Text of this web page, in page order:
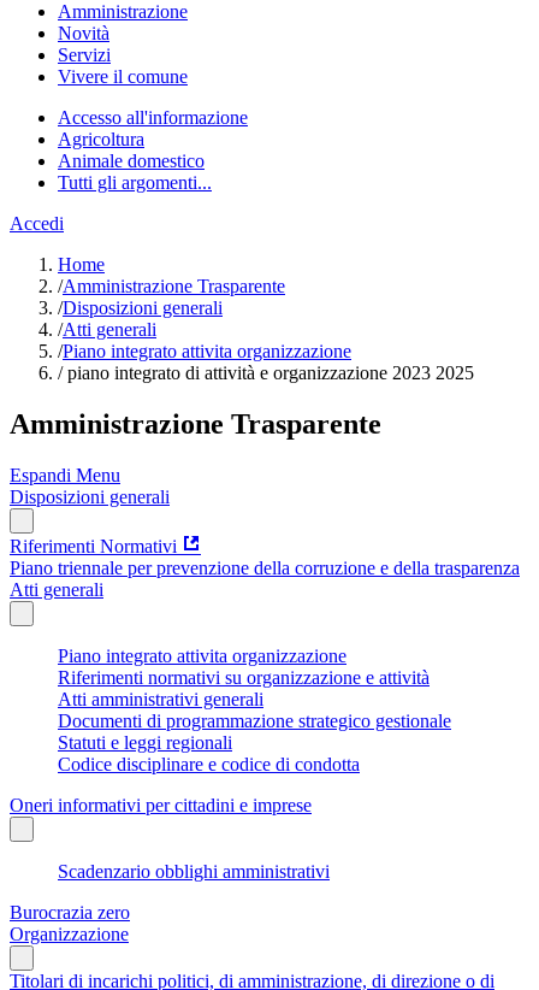
Amministrazione
Novità
Servizi
Vivere il comune
Accesso all'informazione
Agricoltura
Animale domestico
Tutti gli argomenti...
Accedi
Home
/Amministrazione Trasparente
/Disposizioni generali
/Atti generali
/Piano integrato attivita organizzazione
/piano integrato di attività e organizzazione 2023 2025
Amministrazione Trasparente
Espandi Menu
Disposizioni generali
Riferimenti Normativi
Piano triennale per prevenzione della corruzione e della trasparenza
Atti generali
Piano integrato attivita organizzazione
Riferimenti normativi su organizzazione e attività
Atti amministrativi generali
Documenti di programmazione strategico gestionale
Statuti e leggi regionali
Codice disciplinare e codice di condotta
Oneri informativi per cittadini e imprese
Scadenzario obblighi amministrativi
Burocrazia zero
Organizzazione
Titolari di incarichi politici, di amministrazione, di direzione o di